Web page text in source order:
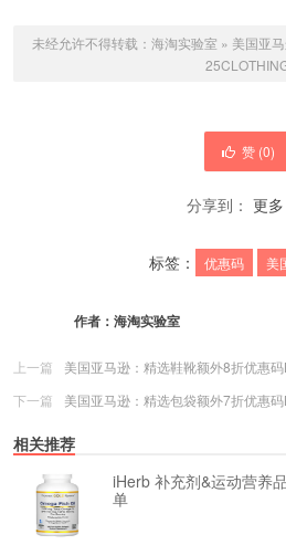
未经允许不得转载： 海淘实验室 » 美国亚
赞 (0)
分享到： 更多
标签： 优惠码 美
作者： 海淘实验室
上一篇
美国亚马逊：精选鞋靴额外8折优惠
下一篇
美国亚马逊：精选包袋额外7折优惠
相关推荐
iHerb 补充剂&运动营养
单